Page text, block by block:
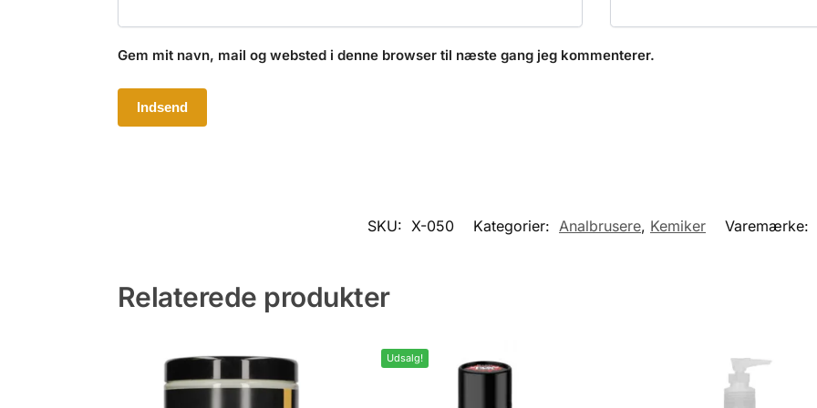
Gem mit navn, mail og websted i denne browser til næste gang jeg kommenterer.
SKU: X-050 Kategorier: Analbrusere, Kemiker Varemærke:
Relaterede produkter
Udsalg!